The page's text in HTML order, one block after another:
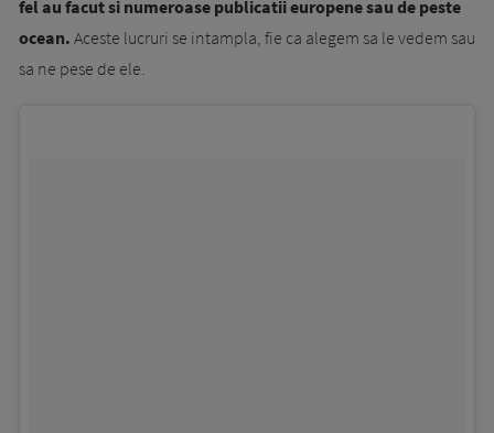
fel au facut si numeroase publicatii europene sau de peste
ocean. Aceste lucruri se intampla, fie ca alegem sa le vedem sau
sa ne pese de ele.